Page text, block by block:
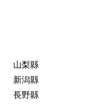
山梨縣
新潟縣
長野縣